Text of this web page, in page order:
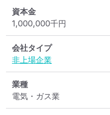
資本金
1,000,000千円
会社タイプ
非上場企業
業種
電気・ガス業